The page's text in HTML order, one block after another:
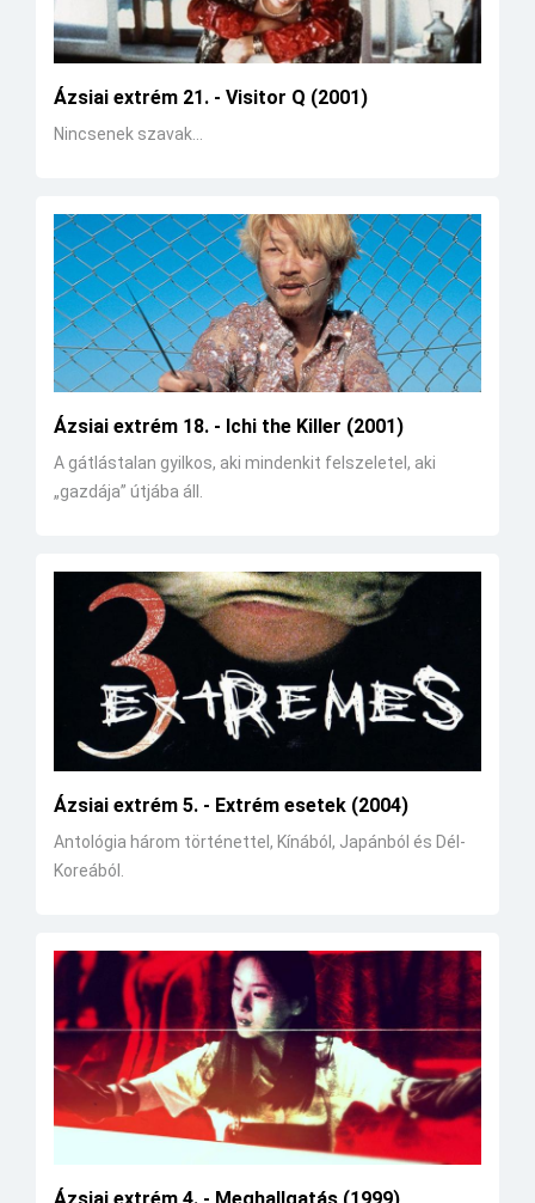
Ázsiai extrém 21. - Visitor Q (2001)
Nincsenek szavak...
Ázsiai extrém 18. - Ichi the Killer (2001)
A gátlástalan gyilkos, aki mindenkit felszeletel, aki
„gazdája” útjába áll.
Ázsiai extrém 5. - Extrém esetek (2004)
Antológia három történettel, Kínából, Japánból és Dél-
Koreából.